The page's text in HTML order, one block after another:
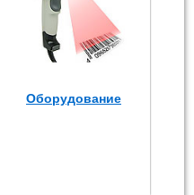
Оборудование